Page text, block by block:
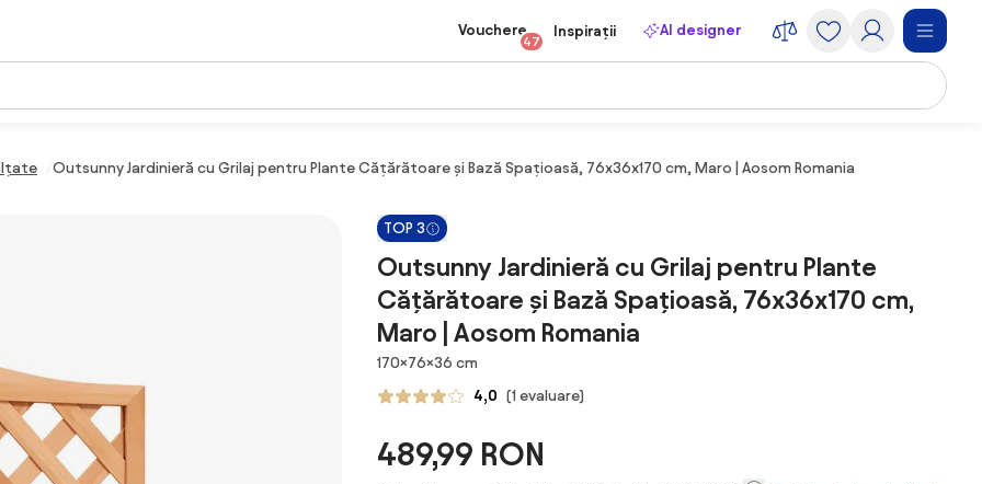
Vouchere
47
Inspirații AI designer
Outsunny Jardinieră cu Grilaj pentru Plante Cățărătoare și Bază Spațioasă, 76x36x170 cm, Maro | Aosom Romania
TOP 3
Outsunny Jardinieră cu Grilaj pentru Plante
Cățărătoare și Bază Spațioasă, 76x36x170 cm,
Maro | Aosom Romania
Dimensiuni
170×76×36 cm
4,0 (1 evaluare)
489,99 RON